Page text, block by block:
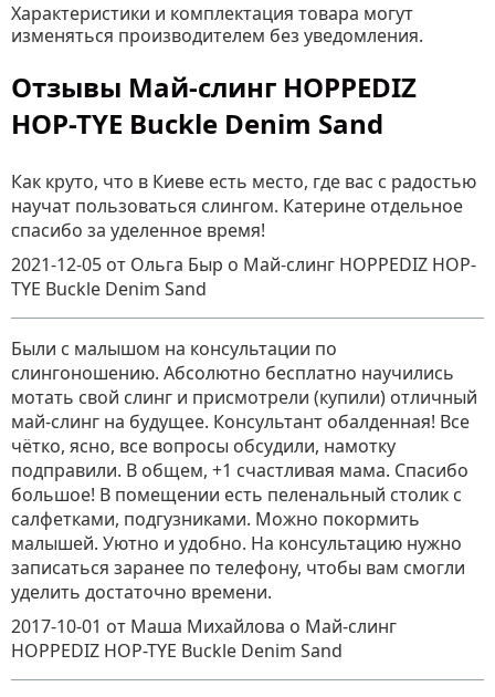
Характеристики и комплектация товара могут
изменяться производителем без уведомления.
Отзывы Май-слинг HOPPEDIZ
HOP-TYE Buckle Denim Sand
Как круто, что в Киеве есть место, где вас с радостью
научат пользоваться слингом. Катерине отдельное
спасибо за уделенное время!
2021-12-05 от Ольга Быр о Май-слинг HOPPEDIZ HOP-
TYE Buckle Denim Sand
Были с малышом на консультации по
слингоношению. Абсолютно бесплатно научились
мотать свой слинг и присмотрели (купили) отличный
май-слинг на будущее. Консультант обалденная! Все
чётко, ясно, все вопросы обсудили, намотку
подправили. В общем, +1 счастливая мама. Спасибо
большое! В помещении есть пеленальный столик с
салфетками, подгузниками. Можно покормить
малышей. Уютно и удобно. На консультацию нужно
записаться заранее по телефону, чтобы вам смогли
уделить достаточно времени.
2017-10-01 от Маша Михайлова о Май-слинг
HOPPEDIZ HOP-TYE Buckle Denim Sand